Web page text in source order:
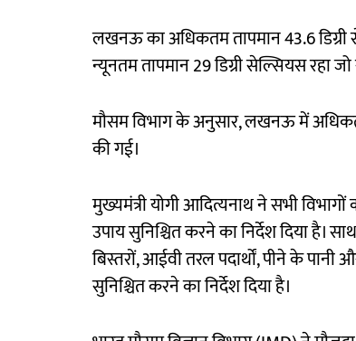
लखनऊ का अधिकतम तापमान 43.6 डिग्री
न्यूनतम तापमान 29 डिग्री सेल्सियस रहा
मौसम विभाग के अनुसार, लखनऊ में अधिकतम
की गई।
मुख्यमंत्री योगी आदित्यनाथ ने सभी
उपाय सुनिश्चित करने का निर्देश दिया है।
बिस्तरों, आईवी तरल पदार्थों, पीने के
सुनिश्चित करने का निर्देश दिया है।